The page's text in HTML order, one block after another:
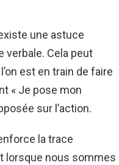
une astuce
verbale. Cela peut
est en train de faire
« Je pose mon
sur l’action.
la trace
lorsque nous sommes